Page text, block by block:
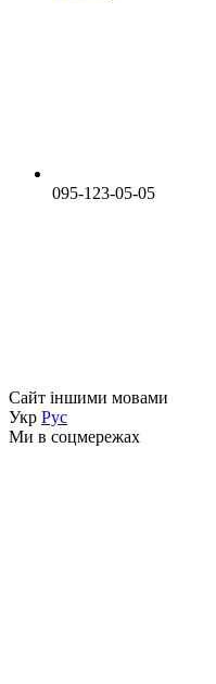
095-123-05-05
Сайт іншими мовами
Укр Рус
Ми в соцмережах